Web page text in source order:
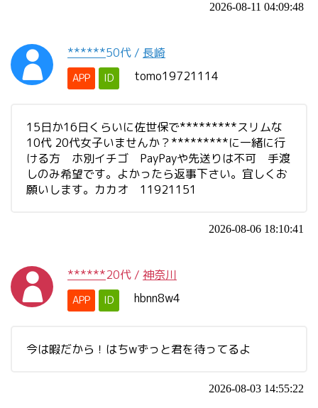
2026-08-11 04:09:48
******50代 / 長崎
APP ID tomo19721114
15日か16日くらいに佐世保で*********スリムな
10代 20代女子いませんか？*********に一緒に行
ける方 ホ別イチゴ PayPayや先送りは不可 手渡
しのみ希望です。よかったら返事下さい。宜しくお
願いします。カカオ 11921151
2026-08-06 18:10:41
******20代 / 神奈川
APP ID hbnn8w4
今は暇だから！はちwずっと君を待ってるよ
2026-08-03 14:55:22